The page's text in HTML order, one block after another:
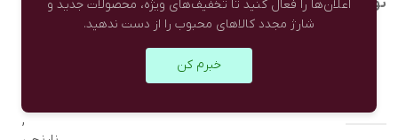
,
اعلان‌ها را فعال کنید تا تخفیف‌های ویژه، محصولات جدید و
شارژ مجدد کالاهای محبوب را از دست ندهید.
خبرم کن